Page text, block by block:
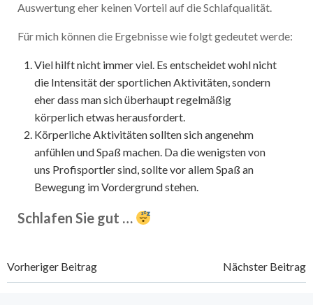
Auswertung eher keinen Vorteil auf die Schlafqualität.
Für mich können die Ergebnisse wie folgt gedeutet werde:
Viel hilft nicht immer viel. Es entscheidet wohl nicht
die Intensität der sportlichen Aktivitäten, sondern
eher dass man sich überhaupt regelmäßig
körperlich etwas herausfordert.
Körperliche Aktivitäten sollten sich angenehm
anfühlen und Spaß machen. Da die wenigsten von
uns Profisportler sind, sollte vor allem Spaß an
Bewegung im Vordergrund stehen.
Schlafen Sie gut …
Beitragsnavigation
Vorheriger Beitrag Nächster Beitrag